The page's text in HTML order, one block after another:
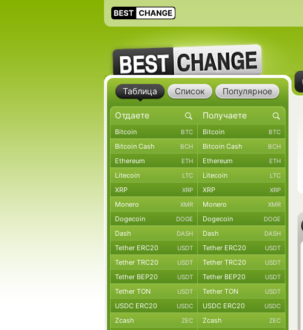
Таблица Список Популярное
Bitcoin BTC Bitcoin BTC
Bitcoin Cash BCH Bitcoin Cash BCH
Ethereum ETH Ethereum ETH
Litecoin LTC Litecoin LTC
XRP XRP XRP XRP
Monero XMR Monero XMR
Dogecoin DOGE Dogecoin DOGE
Dash DASH Dash DASH
Tether ERC20 USDT Tether ERC20 USDT
Tether TRC20 USDT Tether TRC20 USDT
Tether BEP20 USDT Tether BEP20 USDT
Tether TON USDT Tether TON USDT
USDC ERC20 USDC USDC ERC20 USDC
Zcash ZEC Zcash ZEC